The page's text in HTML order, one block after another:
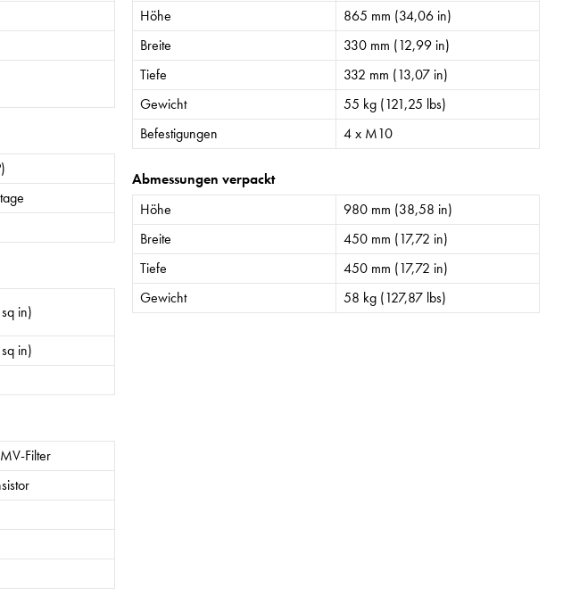
in)
in)
Filter
Höhe
865 mm (34,06 in)
Breite
330 mm (12,99 in)
Tiefe
332 mm (13,07 in)
Gewicht
55 kg (121,25 lbs)
Befestigungen
4 x M10
Abmessungen verpackt
Höhe
980 mm (38,58 in)
Breite
450 mm (17,72 in)
Tiefe
450 mm (17,72 in)
Gewicht
58 kg (127,87 lbs)